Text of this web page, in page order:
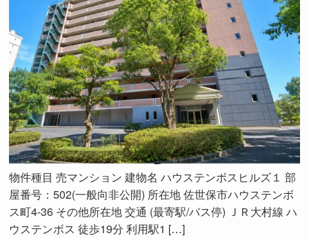
物件種目 売マンション 建物名 ハウステンボスヒルズ１ 部
屋番号：502(一般向非公開) 所在地 佐世保市ハウステンボ
ス町4-36 その他所在地 交通 (最寄駅/バス停) ＪＲ大村線 ハ
ウステンボス 徒歩19分 利用駅1 […]